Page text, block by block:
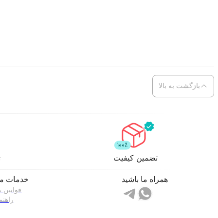
بازگشت به بالا
تضمین کیفیت
خدمات همراه ما باشید